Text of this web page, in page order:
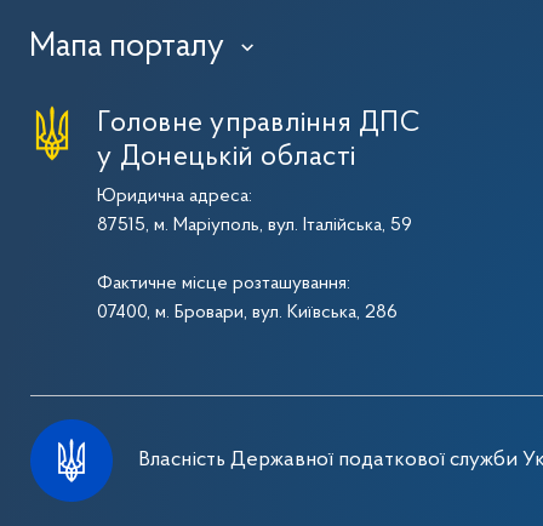
Мапа порталу ›
Головне управління ДПС
у Донецькій області
Юридична адреса:
87515, м. Маріуполь, вул. Італійська, 59
Фактичне місце розташування:
07400, м. Бровари, вул. Київська, 286
Власність Державної податкової служби